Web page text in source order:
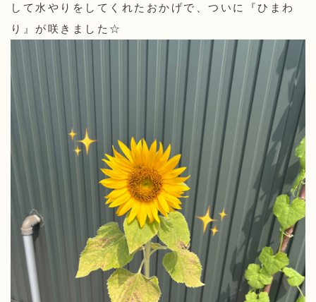
して水やりをしてくれたおかげで、ついに『ひまわ
り』が咲きました☆